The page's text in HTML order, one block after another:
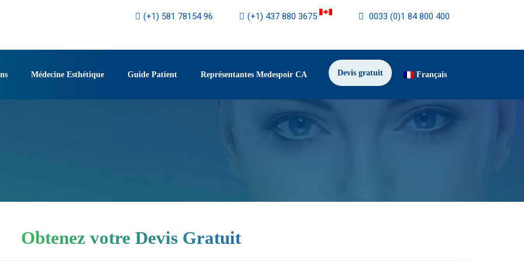
(+1) 581 78154 96 (+1) 437 880 3675 0033 (0)1 84 800 400
Médecine Esthétique Guide Patient Représentantes Medespoir CA Devis gratuit Français
Obtenez votre Devis Gratuit